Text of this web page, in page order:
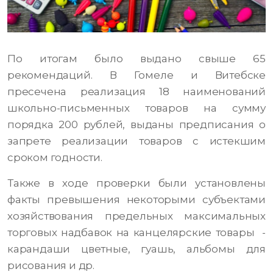
По итогам было выдано свыше 65
рекомендаций. В Гомеле и Витебске
пресечена реализация 18 наименований
школьно-письменных товаров на сумму
порядка 200 рублей, выданы предписания о
запрете реализации товаров с истекшим
сроком годности.
Также в ходе проверки были установлены
факты превышения некоторыми субъектами
хозяйствования предельных максимальных
торговых надбавок на канцелярские товары -
карандаши цветные, гуашь, альбомы для
рисования и др.